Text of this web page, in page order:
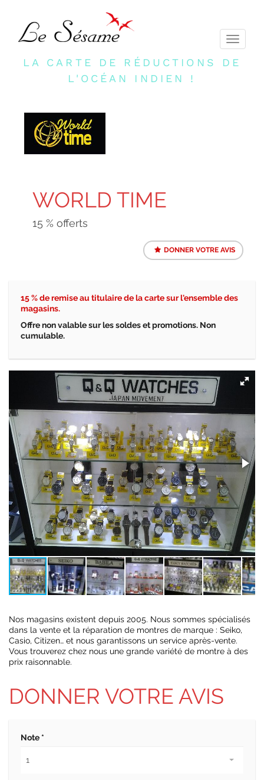
Toggle
LA CARTE DE RÉDUCTIONS DE
L'OCÉAN INDIEN !
WORLD TIME
15 % offerts
DONNER VOTRE AVIS
15 % de remise au titulaire de la carte sur l'ensemble des
magasins.
Offre non valable sur les soldes et promotions. Non
cumulable.
Nos magasins existent depuis 2005. Nous sommes spécialisés
dans la vente et la réparation de montres de marque : Seiko,
Casio, Citizen… et nous garantissons un service après-vente.
Vous trouverez chez nous une grande variété de montre à des
prix raisonnable.
DONNER VOTRE AVIS
Note *